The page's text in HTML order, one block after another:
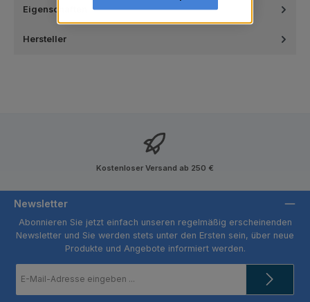
Eigenschaften
Hersteller
Kostenloser Versand ab 250 €
Newsletter
Abonnieren Sie jetzt einfach unseren regelmäßig erscheinenden
Newsletter und Sie werden stets unter den Ersten sein, über neue
Produkte und Angebote informiert werden.
Mail-